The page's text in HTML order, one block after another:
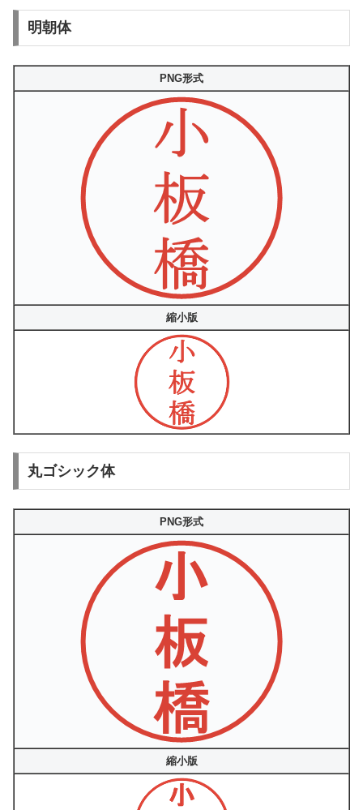
明朝体
PNG形式
縮小版
丸ゴシック体
PNG形式
縮小版